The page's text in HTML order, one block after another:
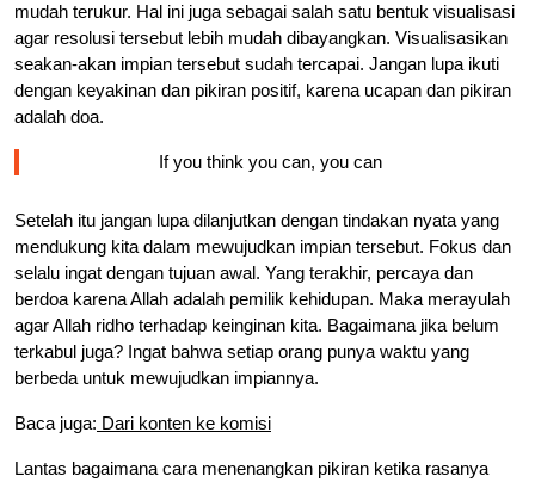
mudah terukur. Hal ini juga sebagai salah satu bentuk visualisasi
agar resolusi tersebut lebih mudah dibayangkan. Visualisasikan
seakan-akan impian tersebut sudah tercapai. Jangan lupa ikuti
dengan keyakinan dan pikiran positif, karena ucapan dan pikiran
adalah doa.
If you think you can, you can
Setelah itu jangan lupa dilanjutkan dengan tindakan nyata yang
mendukung kita dalam mewujudkan impian tersebut. Fokus dan
selalu ingat dengan tujuan awal. Yang terakhir, percaya dan
berdoa karena Allah adalah pemilik kehidupan. Maka merayulah
agar Allah ridho terhadap keinginan kita. Bagaimana jika belum
terkabul juga? Ingat bahwa setiap orang punya waktu yang
berbeda untuk mewujudkan impiannya.
Baca juga: Dari konten ke komisi
Lantas bagaimana cara menenangkan pikiran ketika rasanya